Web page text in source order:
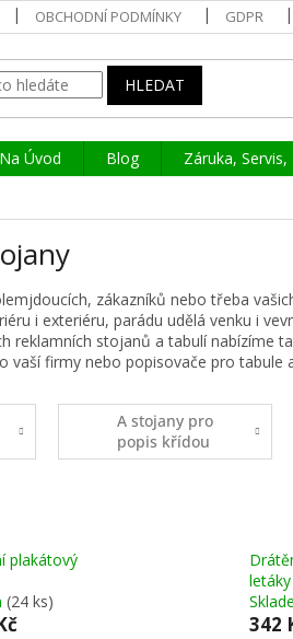
OBCHODNÍ PODMÍNKY GDPR
HLEDAT
Na Úvod Blog
Záruka, Servis,
zákazníků nebo třeba
i exteriéru, parádu udělá venku i
reklamních stojanů a tabulí nabízíme
vaší firmy nebo popisovače pro tabule
A stojany pro
popis křídou
plakátový
(24 ks)
342